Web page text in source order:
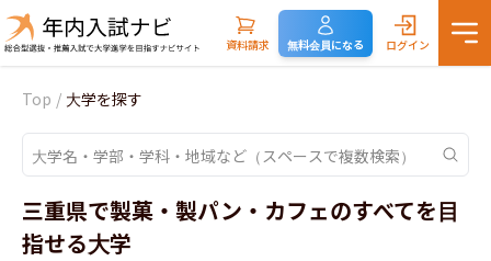
資料請求 無料会員になる ログイン
Top / 大学を探す
三重県で製菓・製パン・カフェのすべてを目
指せる大学